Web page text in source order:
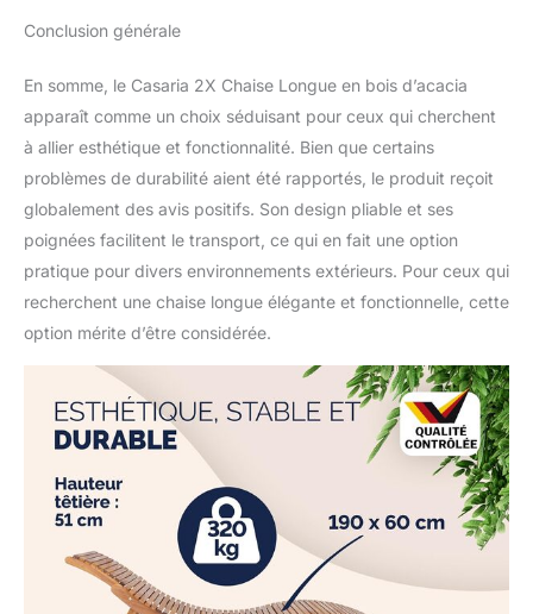
Conclusion générale
En somme, le Casaria 2X Chaise Longue en bois d’acacia
apparaît comme un choix séduisant pour ceux qui cherchent
à allier esthétique et fonctionnalité. Bien que certains
problèmes de durabilité aient été rapportés, le produit reçoit
globalement des avis positifs. Son design pliable et ses
poignées facilitent le transport, ce qui en fait une option
pratique pour divers environnements extérieurs. Pour ceux qui
recherchent une chaise longue élégante et fonctionnelle, cette
option mérite d’être considérée.